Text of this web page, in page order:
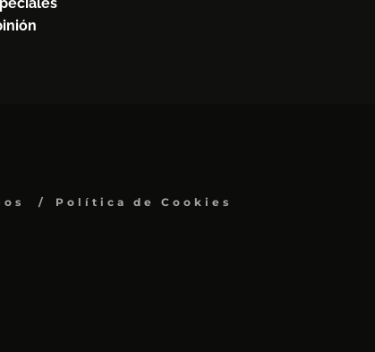
Política de Cookies